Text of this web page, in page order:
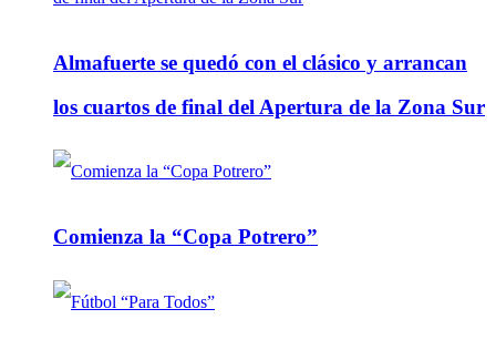
Almafuerte se quedó con el clásico y arrancan
los cuartos de final del Apertura de la Zona Sur
Comienza la “Copa Potrero”